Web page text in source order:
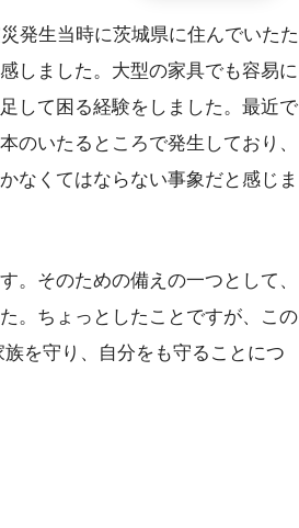
発生当時に茨城県に住んでいたた
しました。大型の家具でも容易に
して困る経験をしました。最近で
のいたるところで発生しており、
なくてはならない事象だと感じま
。そのための備えの一つとして、
。ちょっとしたことですが、この
を守り、自分をも守ることにつ